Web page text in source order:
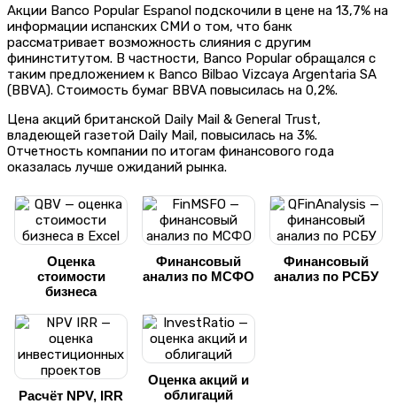
Акции Banco Popular Espanol подскочили в цене на 13,7% на
информации испанских СМИ о том, что банк
рассматривает возможность слияния с другим
фининститутом. В частности, Banco Popular обращался с
таким предложением к Banco Bilbao Vizcaya Argentaria SA
(BBVA). Стоимость бумаг BBVA повысилась на 0,2%.
Цена акций британской Daily Mail & General Trust,
владеющей газетой Daily Mail, повысилась на 3%.
Отчетность компании по итогам финансового года
оказалась лучше ожиданий рынка.
Оценка
стоимости
бизнеса
Финансовый
анализ по МСФО
Финансовый
анализ по РСБУ
Расчёт NPV, IRR
Оценка акций и
облигаций